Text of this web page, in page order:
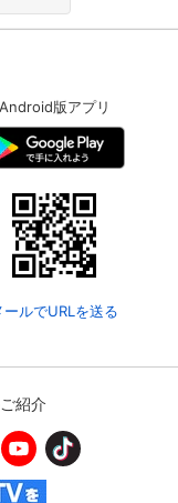
Android版アプリ
ールでURLを送る
紹介